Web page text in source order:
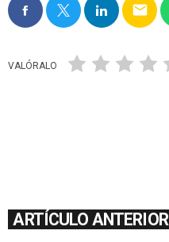
email
VALÓRALO
ARTÍCULO ANTERIOR